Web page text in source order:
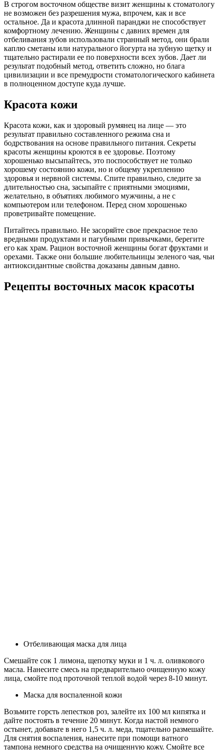
В строгом восточном обществе визит женщины к стоматологу
не возможен без разрешения мужа, впрочем, как и все
остальное. Да и красота длинной паранджи не способствует
комфортному лечению. Женщины с давних времен для
отбеливания зубов использовали странный метод, они брали
каплю сметаны или натурального йогурта на зубную щетку и
тщательно растирали ее по поверхности всех зубов. Дает ли
результат подобный метод, ответить сложно, но блага
цивилизации и все премудрости стоматологического кабинета
в полноценном доступе куда лучше.
Красота кожи
Красота кожи, как и здоровый румянец на лице — это
результат правильно составленного режима сна и
бодрствования на основе правильного питания. Секреты
красоты женщины кроются в ее здоровье. Поэтому
хорошенько высыпайтесь, это поспособствует не только
хорошему состоянию кожи, но и общему укреплению
здоровья и нервной системы. Спите правильно, следите за
длительностью сна, засыпайте с приятными эмоциями,
желательно, в объятиях любимого мужчины, а не с
компьютером или телефоном. Перед сном хорошенько
проветривайте помещение.
Питайтесь правильно. Не засоряйте свое прекрасное тело
вредными продуктами и пагубными привычками, берегите
его как храм. Рацион восточной женщины богат фруктами и
орехами. Также они большие любительницы зеленого чая, чьи
антиоксидантные свойства доказаны давным давно.
Рецепты восточных масок красоты
Отбеливающая маска для лица
Смешайте сок 1 лимона, щепотку муки и 1 ч. л. оливкового
масла. Нанесите смесь на предварительно очищенную кожу
лица, смойте под проточной теплой водой через 8-10 минут.
Маска для воспаленной кожи
Возьмите горсть лепестков роз, залейте их 100 мл кипятка и
дайте постоять в течение 20 минут. Когда настой немного
остынет, добавьте в него 1,5 ч. л. меда, тщательно размешайте.
Для снятия воспаления, нанесите при помощи ватного
тампона немного средства на очищенную кожу. Смойте все